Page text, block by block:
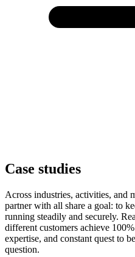
Case studies
Across industries, activities, and
partner with all share a goal: to
running steadily and securely.
different customers achieve
expertise, and constant quest to
question.